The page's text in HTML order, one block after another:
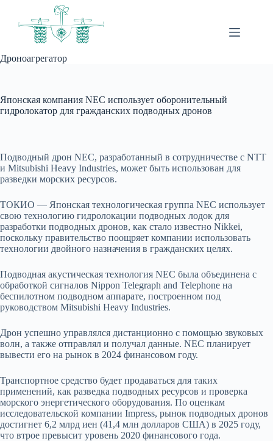
Дроноагрегатор
Японская компания NEC использует оборонительный
гидролокатор для гражданских подводных дронов
Подводный дрон NEC, разработанный в сотрудничестве с NTT
и Mitsubishi Heavy Industries, может быть использован для
разведки морских ресурсов.
ТОКИО — Японская технологическая группа NEC использует
свою технологию гидролокации подводных лодок для
разработки подводных дронов, как стало известно Nikkei,
поскольку правительство поощряет компании использовать
технологии двойного назначения в гражданских целях.
Подводная акустическая технология NEC была объединена с
обработкой сигналов Nippon Telegraph and Telephone на
беспилотном подводном аппарате, построенном под
руководством Mitsubishi Heavy Industries.
Дрон успешно управлялся дистанционно с помощью звуковых
волн, а также отправлял и получал данные. NEC планирует
вывести его на рынок в 2024 финансовом году.
Транспортное средство будет продаваться для таких
применений, как разведка подводных ресурсов и проверка
морского энергетического оборудования. По оценкам
исследовательской компании Impress, рынок подводных дронов
достигнет 6,2 млрд иен (41,4 млн долларов США) в 2025 году,
что втрое превысит уровень 2020 финансового года.